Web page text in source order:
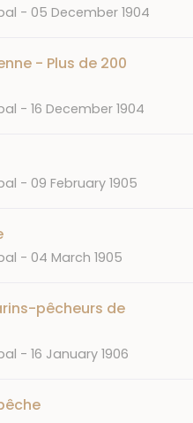
DATE
05 December 1904
- Plus de 200
DATE
16 December 1904
DATE
09 February 1905
DATE
04 March 1905
pêcheurs de
DATE
16 January 1906